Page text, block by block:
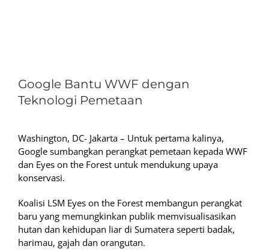
Larger
Image
Google Bantu WWF dengan
Teknologi Pemetaan
Washington, DC- Jakarta – Untuk pertama kalinya,
Google sumbangkan perangkat pemetaan kepada WWF
dan Eyes on the Forest untuk mendukung upaya
konservasi.
Koalisi LSM Eyes on the Forest membangun perangkat
baru yang memungkinkan publik memvisualisasikan
hutan dan kehidupan liar di Sumatera seperti badak,
harimau, gajah dan orangutan.